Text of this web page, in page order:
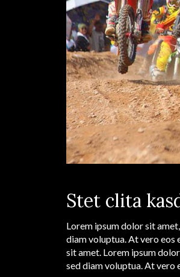
Stet clita
Lorem ipsum dolor sit
diam voluptua. At vero eos
sit amet. Lorem ipsum
sed diam voluptua. At vero